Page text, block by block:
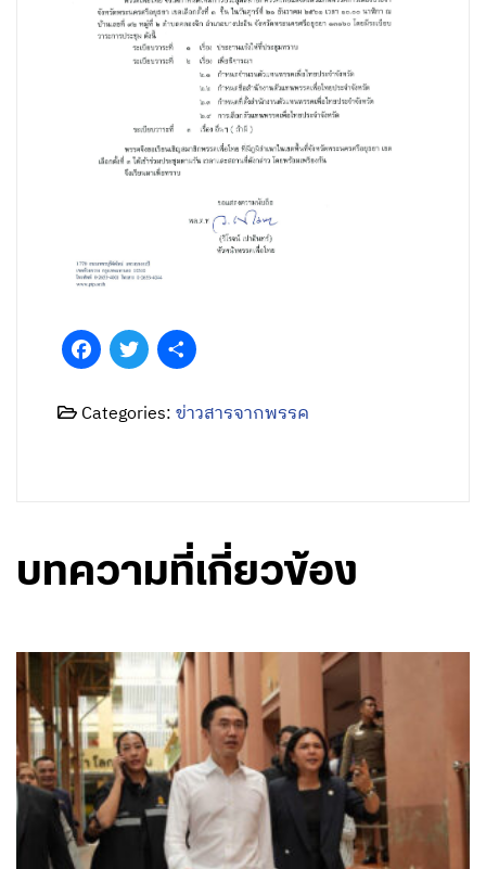
FacebookTwitter
Categories:ข่าวสารจากพรรค
บทความที่เกี่ยวข้อง